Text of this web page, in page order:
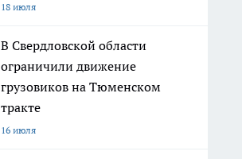
18 июля
В Свердловской области
ограничили движение
грузовиков на Тюменском
тракте
16 июля